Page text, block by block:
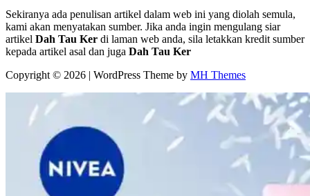
Sekiranya ada penulisan artikel dalam web ini yang diolah semula,
kami akan menyatakan sumber. Jika anda ingin mengulang siar
artikel Dah Tau Ker di laman web anda, sila letakkan kredit sumber
kepada artikel asal dan juga Dah Tau Ker
Copyright © 2026 | WordPress Theme by MH Themes